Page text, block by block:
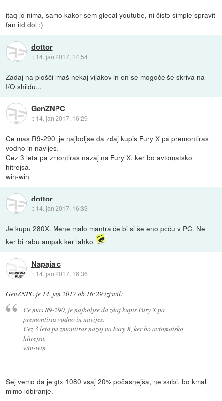
itaq jo nima, samo kakor sem gledal youtube, ni čisto simple spravit
fan itd dol :)
dottor
:: 14. jan 2017, 14:54
Zadaj na plošči imaš nekaj vijakov in en se mogoče še skriva na
I/O shildu...
GenZNPC
:: 14. jan 2017, 16:29
Ce mas R9-290, je najboljse da zdaj kupis Fury X pa premontiras
vodno in navijes.
Cez 3 leta pa zmontiras nazaj na Fury X, ker bo avtomatsko
hitrejsa.
win-win
dottor
:: 14. jan 2017, 16:33
Je kupu 280X. Mene malo mantra če bi si še eno poču v PC. Ne
ker bi rabu ampak ker lahko
Napajalc
:: 14. jan 2017, 16:36
GenZNPCje 14. jan 2017 ob 16:29izjavil:
Ce mas R9-290, je najboljse da zdaj kupis Fury X pa
premontiras vodno in navijes.
Cez 3 leta pa zmontiras nazaj na Fury X, ker bo avtomatsko
hitrejsa.
win-win
Sej vemo da je gtx 1080 vsaj 20% počasnejša, ne skrbi, bo kmal
mimo lobiranje.